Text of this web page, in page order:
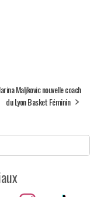
Maljkovic nouvelle coach
du Lyon Basket Féminin